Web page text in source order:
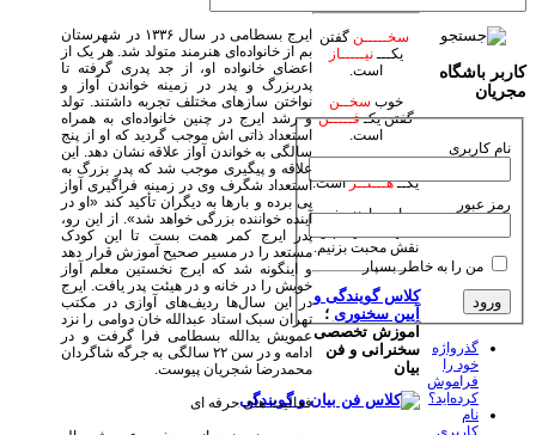
ایرج بسطامی در سال ۱۳۳۶ در شهرستان
بم از خانواده‌ای هنرمند متولد شد. هر یک از
اعضای خانواده او، از جد پدری گرفته تا
پدربزرگ و پدر در زمینه خواندن آواز و
نواختن سازهای مختلف تجربه داشتند. تولد
و رشد ایرج در چنین خانواده‌ای به همراه
استعداد ذاتی اش موجب گردید که او از پنج
سالگی به خواندن آواز علاقه نشان دهد. این
علاقه و پیگیری موجب شد که پدر بزرگ به
استعداد شگرف وی در زمینه فراگیری آواز
پی برده و بارها به دیگران تأکید کند «او در
آینده خواننده بزرگی خواهد شد». از این رو،
پدر ایرج کمر همت بست تا این کودک
مستعد را در مسیر صحیح آموزش قرار دهد
و اینگونه شد که ایرج نخستین معلم آواز
خویش را در خانه و در هیئت پدر یافت. ایرج
در این سال‌ها ردیف‌های آوازی در مکتب
تهران سبک استاد عبدالله خان دوامی را نزد
عمویش یدالله بسطامی فرا گرفت و در
ادامه و در سن ۲۲ سالگی به جرگه شاگردان
محمدرضا شجریان پیوست.
فعالیت های حرفه ای
سخـــــن گفتن
یکـــنیـــــاز
است.
خوب سخــن
گفتن یکـفـــــن
است.
یکــهـــنــراست.
بیاییم با هنر خود
نقش محبت بزنیم.
کلاس گویندگی و
آیین سخنوری ؛
آموزش تخصصی
سخنرانی و فن
بیان
کاربر باشگاه
مجریان
نام کاربری
رمز عبور
من را به خاطر بسپار
گذرواژه
خود را
فراموش
کرده‌اید؟
نام
کاربری